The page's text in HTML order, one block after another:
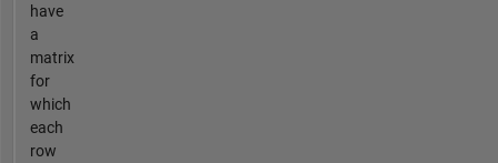
have
a
matrix
for
which
each
row